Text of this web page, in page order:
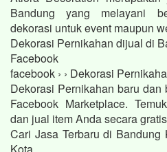
Bandung yang melayani
dekorasi untuk event maupun
Dekorasi Pernikahan dijual di
Facebook
facebook › › Dekorasi
Dekorasi Pernikahan baru
Facebook Marketplace.
dan jual item Anda secara
Cari Jasa Terbaru di Bandung